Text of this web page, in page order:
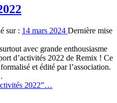
sur : 14 mars 2024 Dernière mise
avec grande enthousiasme
d’activités 2022 de Remix ! Ce
et édité par l’association.
2022”…